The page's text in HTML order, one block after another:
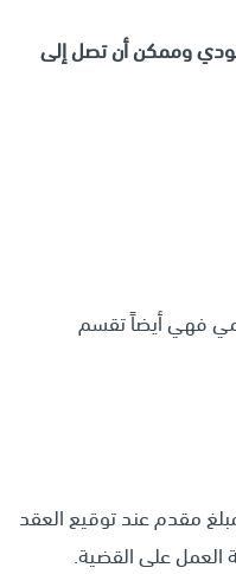
سعودي وممكن أن تصل إلى
فهي أيضاً تقسم
مقدم عند توقيع العقد
العمل على القضية.